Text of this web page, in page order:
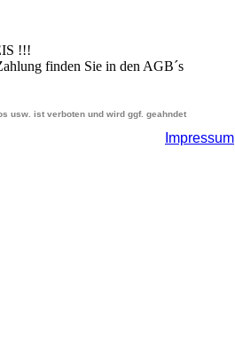
!!!
finden Sie in den AGB´s
usw. ist verboten und wird ggf. geahndet
Impressum